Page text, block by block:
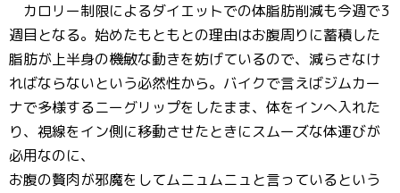
カロリー制限によるダイエットでの体脂肪削減も今週で3
週目となる。始めたもともとの理由はお腹周りに蓄積した
脂肪が上半身の機敏な動きを妨げているので、減らさなけ
ればならないという必然性から。バイクで言えばジムカー
ナで多様するニーグリップをしたまま、体をインへ入れた
り、視線をイン側に移動させたときにスムーズな体運びが
必用なのに、
お腹の贅肉が邪魔をしてムニュムニュと言っているという